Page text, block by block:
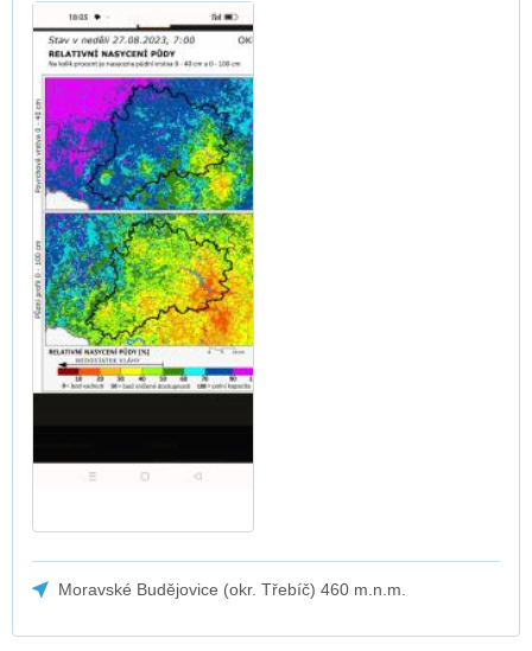
Moravské Budějovice (okr. Třebíč) 460 m.n.m.